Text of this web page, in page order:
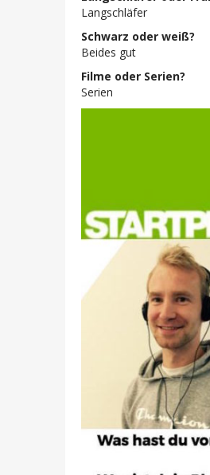
Langschläfer
Schwarz oder weiß?
Beides gut
Filme oder Serien?
Serien